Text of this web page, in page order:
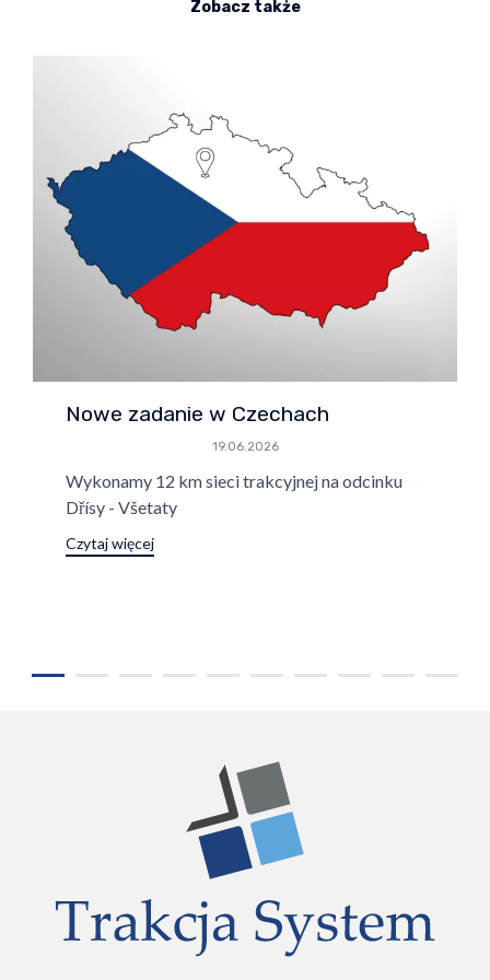
Zobacz także
Nowe zadanie w Czechach
19.06.2026
Wykonamy 12 km sieci trakcyjnej na odcinku
Dřísy - Všetaty
Czytaj więcej